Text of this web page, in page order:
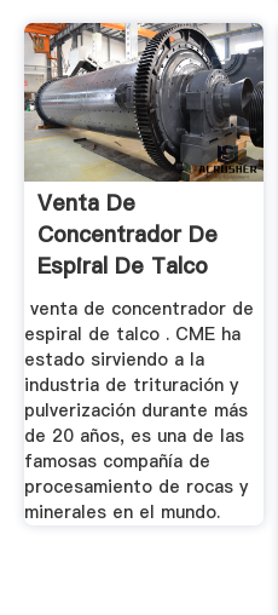
Venta De
Concentrador De
Espiral De Talco
venta de concentrador de
espiral de talco . CME ha
estado sirviendo a la
industria de trituración y
pulverización durante más
de 20 años, es una de las
famosas compañía de
procesamiento de rocas y
minerales en el mundo.